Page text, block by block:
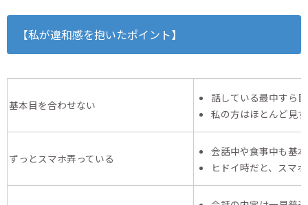
【私が違和感を抱いたポイント】
基本目を合わせない
話している最中すら
私の方はほとんど見
ずっとスマホ弄っている
会話中や食事中も基
ヒドイ時だと、スマ